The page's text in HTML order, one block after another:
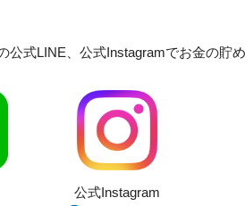
公式LINE、公式Instagramでお金の貯
公式Instagram